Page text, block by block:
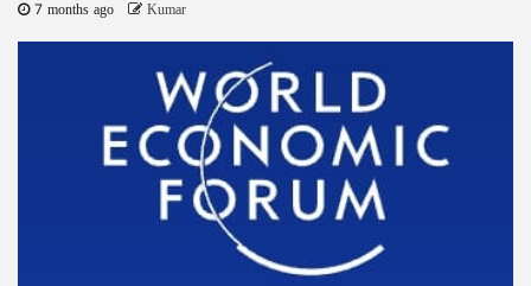
7 months ago Kumar